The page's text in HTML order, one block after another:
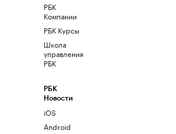
РБК
Компании
РБК Курсы
Школа
управления
РБК
РБК
Новости
iOS
Android